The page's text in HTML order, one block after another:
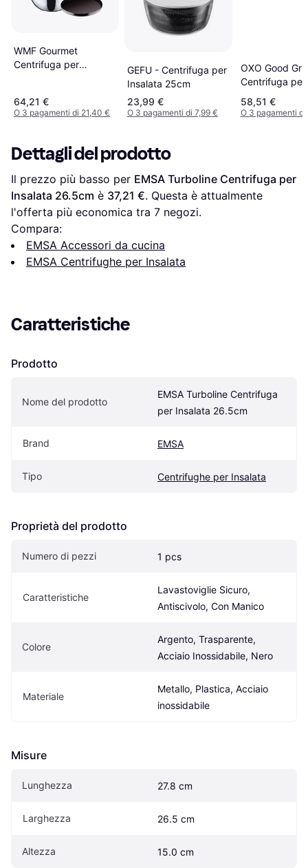
WMF Gourmet
Centrifuga per
64,21 €
O 3 pagamenti di 21,40 €
GEFU - Centrifuga per
Insalata 25cm
23,99 €
O 3 pagamenti di 7,99 €
OXO Good
Centrifuga per
Insalata
58,51 €
O 3 pagamenti di
Dettagli del prodotto
Il prezzo più basso per EMSA Turboline Centrifuga per
Insalata 26.5cm è 37,21 €. Questa è attualmente
l'offerta più economica tra 7 negozi.
Compara:
EMSA Accessori da cucina
EMSA Centrifughe per Insalata
Caratteristiche
Prodotto
Nome del prodotto
EMSA Turboline Centrifuga
per Insalata 26.5cm
Brand EMSA
Tipo Centrifughe per Insalata
Proprietà del prodotto
Numero di pezzi 1 pcs
Caratteristiche
Lavastoviglie Sicuro,
Antiscivolo, Con Manico
Colore
Argento, Trasparente,
Acciaio Inossidabile, Nero
Materiale
Metallo, Plastica, Acciaio
inossidabile
Misure
Lunghezza 27.8 cm
Larghezza 26.5 cm
Altezza 15.0 cm